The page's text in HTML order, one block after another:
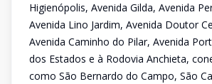
Higienópolis, Avenida Gilda, Avenida
Avenida Lino Jardim, Avenida Doutor
Avenida Caminho do Pilar, Avenida
dos Estados e à Rodovia Anchieta,
como São Bernardo do Campo, São